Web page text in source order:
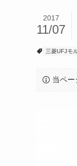
2017
11/07
三菱UFJモ
当ペー